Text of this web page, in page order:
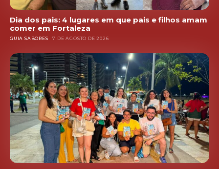
Dia dos pais: 4 lugares em que pais e filhos amam
comer em Fortaleza
GUIA SABORES 7 DE AGOSTO DE 2026